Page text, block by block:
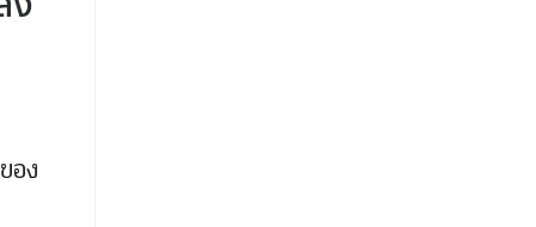
อง